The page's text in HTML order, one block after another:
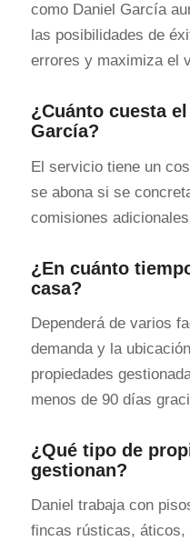
como Daniel García
las posibilidades de
errores y maximiza el
¿Cuánto cuesta
García?
El servicio tiene un
se abona si se
comisiones
¿En cuánto
casa?
Dependerá de varios
demanda y la
propiedades
menos de 90 días
¿Qué tipo de
gestionan?
Daniel trabaja con
fincas rústicas, áticos,